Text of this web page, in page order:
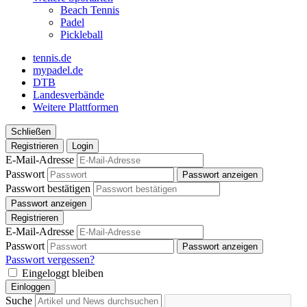
Beach Tennis
Padel
Pickleball
tennis.de
mypadel.de
DTB
Landesverbände
Weitere Plattformen
Schließen
Registrieren
Login
E-Mail-Adresse
Passwort
Passwort anzeigen
Passwort bestätigen
Passwort anzeigen
Registrieren
E-Mail-Adresse
Passwort
Passwort anzeigen
Passwort vergessen?
Eingeloggt bleiben
Einloggen
Suche